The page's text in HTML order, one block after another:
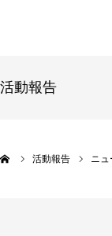
活動報告
活動報告 ニュ